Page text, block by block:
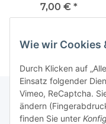
7,00 € *
Informationen
Wie wir Cookies
Durch Klicken auf
Einsatz folgender
Vimeo, ReCaptcha.
ändern
finden Sie unter